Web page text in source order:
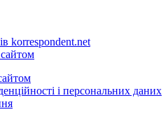
korrespondent.net
і персональних даних